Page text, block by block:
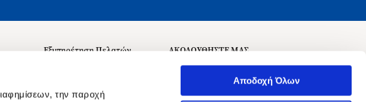
την παροχή
Αποδοχή Όλων
Εξυπηρέτηση Πελατών
ΑΚΟΛΟΥΘΗΣΤΕ ΜΑΣ